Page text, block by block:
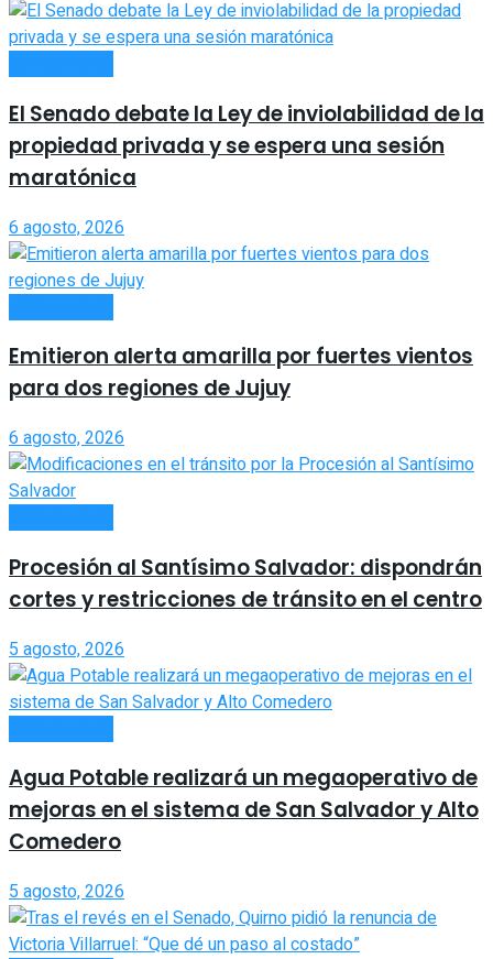
El Senado debate la Ley de inviolabilidad de la
propiedad privada y se espera una sesión
maratónica
6 agosto, 2026
Emitieron alerta amarilla por fuertes vientos
para dos regiones de Jujuy
6 agosto, 2026
Procesión al Santísimo Salvador: dispondrán
cortes y restricciones de tránsito en el centro
5 agosto, 2026
Agua Potable realizará un megaoperativo de
mejoras en el sistema de San Salvador y Alto
Comedero
5 agosto, 2026